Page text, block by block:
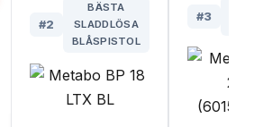
#2
BÄSTA
SLADDLÖSA
BLÅSPISTOL
#3